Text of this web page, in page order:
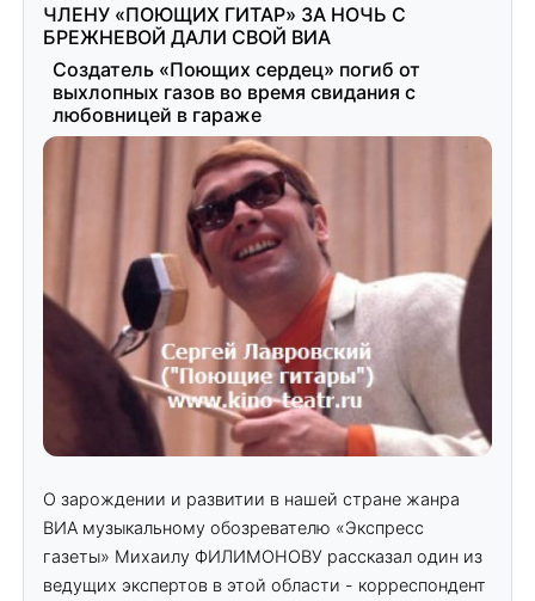
ЧЛЕНУ «ПОЮЩИХ ГИТАР» ЗА НОЧЬ С
БРЕЖНЕВОЙ ДАЛИ СВОЙ ВИА
Создатель «Поющих сердец» погиб от
выхлопных газов во время свидания с
любовницей в гараже
О зарождении и развитии в нашей стране жанра
ВИА музыкальному обозревателю «Экспресс
газеты» Михаилу ФИЛИМОНОВУ рассказал один из
ведущих экспертов в этой области - корреспондент